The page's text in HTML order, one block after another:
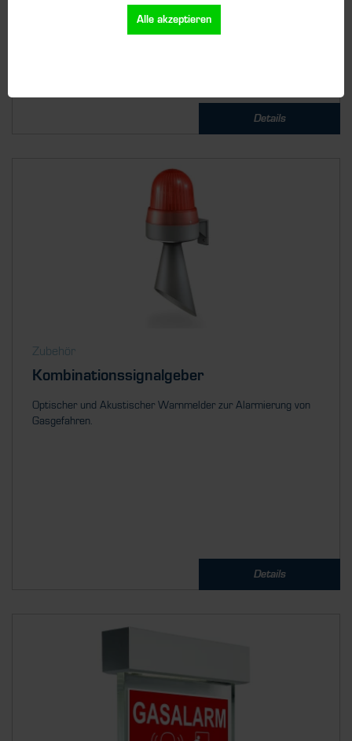
Details
Zubehör
Kombinationssignalgeber
Optischer und Akustischer Warnmelder zur Alarmierung von
Gasgefahren.
Details
Alle akzeptieren